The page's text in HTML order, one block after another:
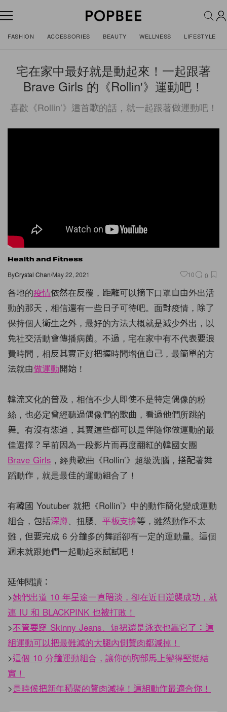
FASHION ACCESSORIES BEAUTY WELLNESS LIFESTYLE
宅在家中最好就是動起來！一起跟著
Brave Girls 的《Rollin'》運動吧！
喜歡《Rollin’》這首歌的話，就一起跟著做運動吧！
Health and Fitness
ByCrystal Chan/May 22, 2021 10 0
各地的疫情依然在反覆，距離可以摘下口罩自由外出活
動的那天，相信還有一些日子可待吧。面對疫情，除了
保持個人衛生之外，最好的方法大概就是減少外出，以
免社交活動會傳播病菌。不過，宅在家中有不代表要浪
費時間，相反其實正好把握時間增值自己，最簡單的方
法就由做運動開始！
韓流文化的普及，相信不少人即使不是特定偶像的粉
絲，也必定曾經聽過偶像們的歌曲，看過他們所跳的
舞。有沒有想過，其實這些都可以是伴隨你做運動的最
佳選擇？早前因為一段影片而再度翻紅的韓國女團
Brave Girls ，經典歌曲《Rollin’》超級洗腦，搭配著舞
蹈動作，就是最佳的運動組合了！
有韓國 Youtuber 就把《Rollin’》中的動作簡化變成運動
組合，包括深蹲、扭腰、 平板支撐等，雖然動作不太
難，但要完成 6 分鐘多的舞蹈卻有一定的運動量。這個
週末就跟她們一起動起來試試吧！
延伸閱讀：
>她們出道 10 年星途一直暗淡，卻在近日逆襲成功，就
連 IU 和 BLACKPINK 也被打敗！
>不管要穿 Skinny Jeans、短裙還是泳衣也靠它了：這
組運動可以把最難減的大腿內側贅肉都減掉！
>這個 10 分鐘運動組合，讓你的胸部馬上變得堅挺結
實！
>是時候把新年積聚的贅肉減掉！這組動作最適合你！